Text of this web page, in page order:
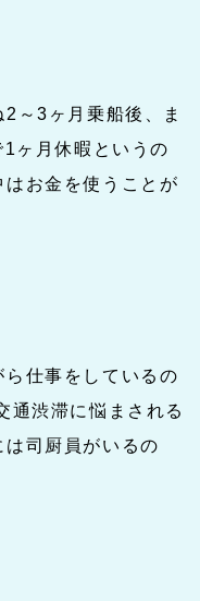
～3ヶ月乗船後、ま
ヶ月休暇というの
お金を使うことが
仕事をしているの
通渋滞に悩まされる
司厨員がいるの